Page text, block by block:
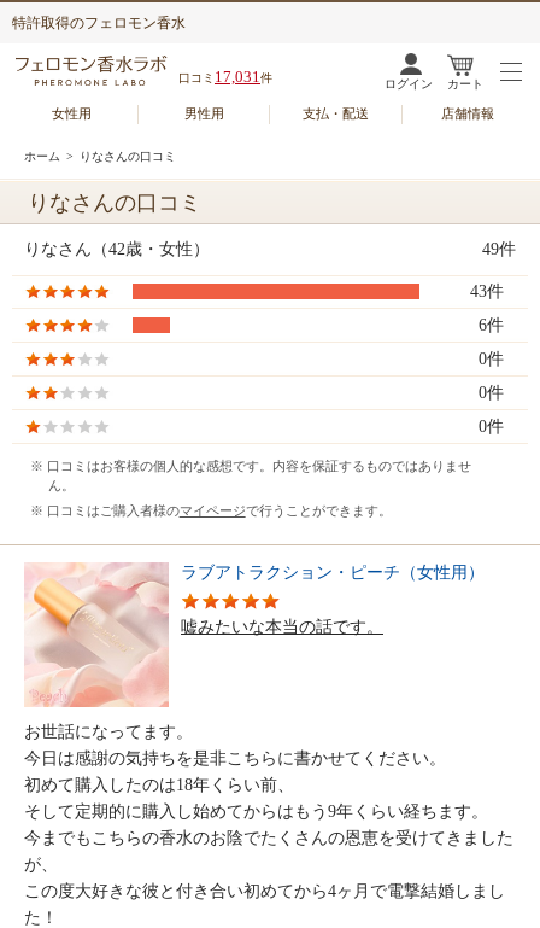
特許取得のフェロモン香水
口コミ 17,031件 ログイン カート
女性用 男性用 支払・配送 店舗情報
ホーム > りなさんの口コミ
りなさんの口コミ
りなさん（42歳・女性） 49件
43件
6件
0件
0件
0件
※ 口コミはお客様の個人的な感想です。内容を保証するものではありませ
ん。
※ 口コミはご購入者様のマイページで行うことができます。
ラブアトラクション・ピーチ（女性用）
嘘みたいな本当の話です。
お世話になってます。
今日は感謝の気持ちを是非こちらに書かせてください。
初めて購入したのは18年くらい前、
そして定期的に購入し始めてからはもう9年くらい経ちます。
今までもこちらの香水のお陰でたくさんの恩恵を受けてきました
が、
この度大好きな彼と付き合い初めてから4ヶ月で電撃結婚しまし
た！